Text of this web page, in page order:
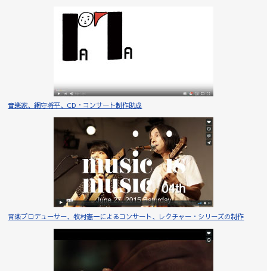
音楽家、網守将平、CD・コンサート制作助成
音楽プロデューサー、牧村憲一によるコンサート、レクチャー・シリーズの制作